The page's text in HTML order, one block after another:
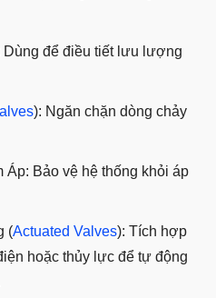
Dùng để điều tiết lưu lượng
): Ngăn chặn dòng chảy
Áp: Bảo vệ hệ thống khỏi áp
(Actuated Valves): Tích hợp
hoặc thủy lực để tự động